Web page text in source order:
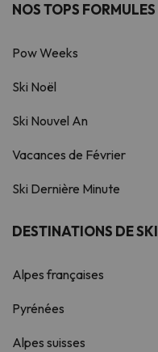
NOS TOPS FORMULES
Pow Weeks
Ski Noël
Ski Nouvel An
Vacances de Février
Ski Dernière Minute
DESTINATIONS DE SKI
Alpes françaises
Pyrénées
Alpes suisses